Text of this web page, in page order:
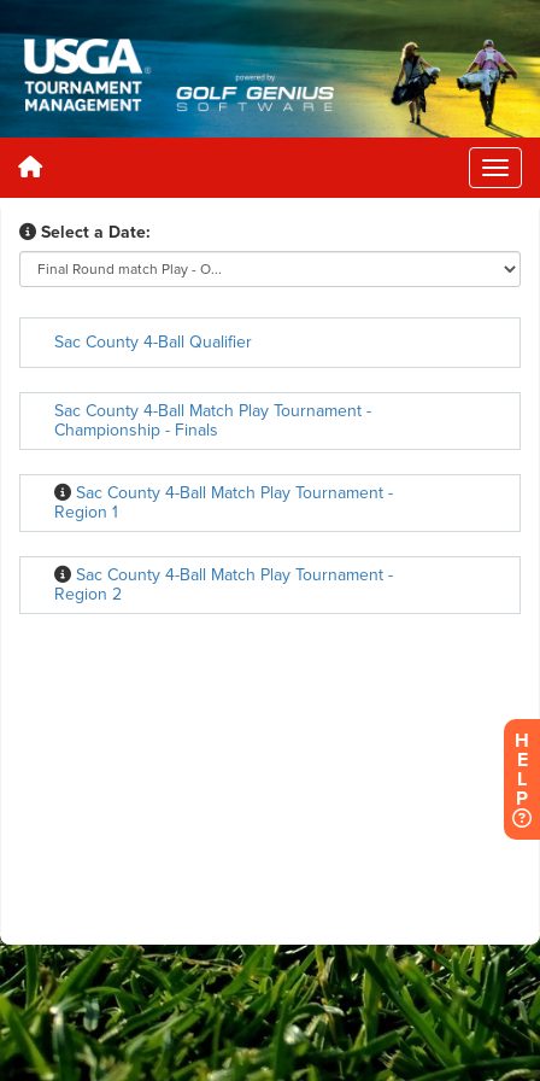
H
E
L
P